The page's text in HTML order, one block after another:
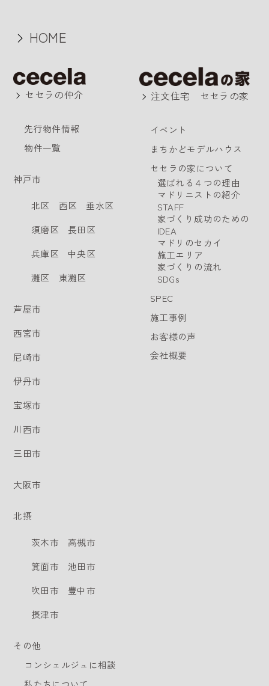
HOME
セセラの仲介
先行物件情報
物件一覧
神戸市
北区 西区
垂水区
須磨区
長田区
兵庫区
中央区
灘区
東灘区
芦屋市
西宮市
尼崎市
伊丹市
宝塚市
川西市
三田市
大阪市
北摂
茨木市
高槻市
箕面市
池田市
吹田市
豊中市
摂津市
その他
コンシェルジュに相談
注文住宅 セセラの家
イベント
まちかどモデルハウス
セセラの家について
選ばれる４つの理由
マドリニストの紹介
STAFF
家づくり成功のための
IDEA
マドリのセカイ
施工エリア
家づくりの流れ
SDGs
SPEC
施工事例
お客様の声
会社概要